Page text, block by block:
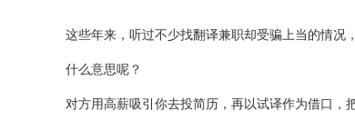
这些年来，听过不少找翻译兼职却受骗上当的情况
什么意思呢？
对方用高薪吸引你去投简历，再以试译作为借口，